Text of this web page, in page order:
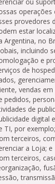
operações
provedores
estar
Argentina, no
incluindo
e
de
vendas
pedidos,
de
digital
TI, por exemplo;
terceiros,
a Loja; e
terceiros,